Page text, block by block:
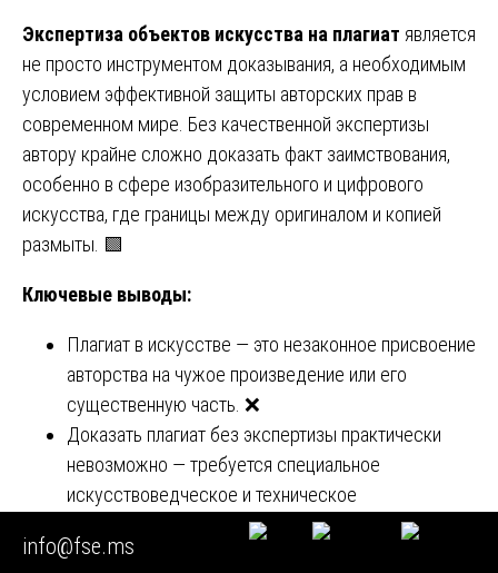
Экспертиза объектов искусства на плагиат является
не просто инструментом доказывания, а необходимым
условием эффективной защиты авторских прав в
современном мире. Без качественной экспертизы
автору крайне сложно доказать факт заимствования,
особенно в сфере изобразительного и цифрового
искусства, где границы между оригиналом и копией
размыты. 🟩
Ключевые выводы:
Плагиат в искусстве — это незаконное присвоение
авторства на чужое произведение или его
существенную часть. ❌
Доказать плагиат без экспертизы практически
невозможно — требуется специальное
искусствоведческое и техническое
Экспертиза должна быть комплексной:
info@fse.ms